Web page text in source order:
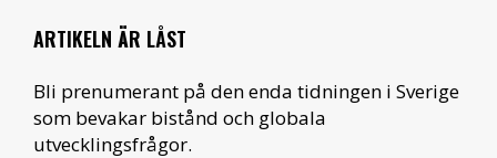
ARTIKELN ÄR LÅST
Bli prenumerant på den enda tidningen i Sverige
som bevakar bistånd och globala
utvecklingsfrågor.